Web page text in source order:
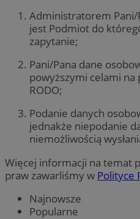
Administratorem Pani/
jest Podmiot do
zapytanie;
Pani/Pana dane
powyższymi celami
RODO;
Podanie danych
jednakże niepodanie
niemożliwością
Więcej informacji na temat
praw zawarliśmy w Polityce
Najnowsze
Popularne